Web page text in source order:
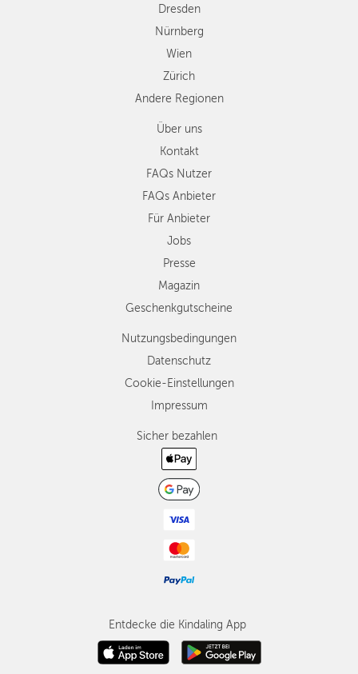
Dresden
Nürnberg
Wien
Zürich
Andere Regionen
Über uns
Kontakt
FAQs Nutzer
FAQs Anbieter
Für Anbieter
Jobs
Presse
Magazin
Geschenkgutscheine
Nutzungsbedingungen
Datenschutz
Cookie-Einstellungen
Impressum
Sicher bezahlen
Entdecke die Kindaling App